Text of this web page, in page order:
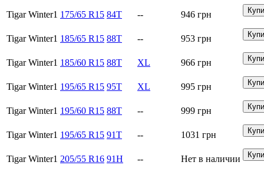
Tigar Winter1 175/65 R15 84T -- 946 грн
Tigar Winter1 185/65 R15 88T -- 953 грн
Tigar Winter1 185/60 R15 88T XL 966 грн
Tigar Winter1 195/65 R15 95T XL 995 грн
Tigar Winter1 195/60 R15 88T -- 999 грн
Tigar Winter1 195/65 R15 91T -- 1031 грн
Tigar Winter1 205/55 R16 91H -- Нет в наличии